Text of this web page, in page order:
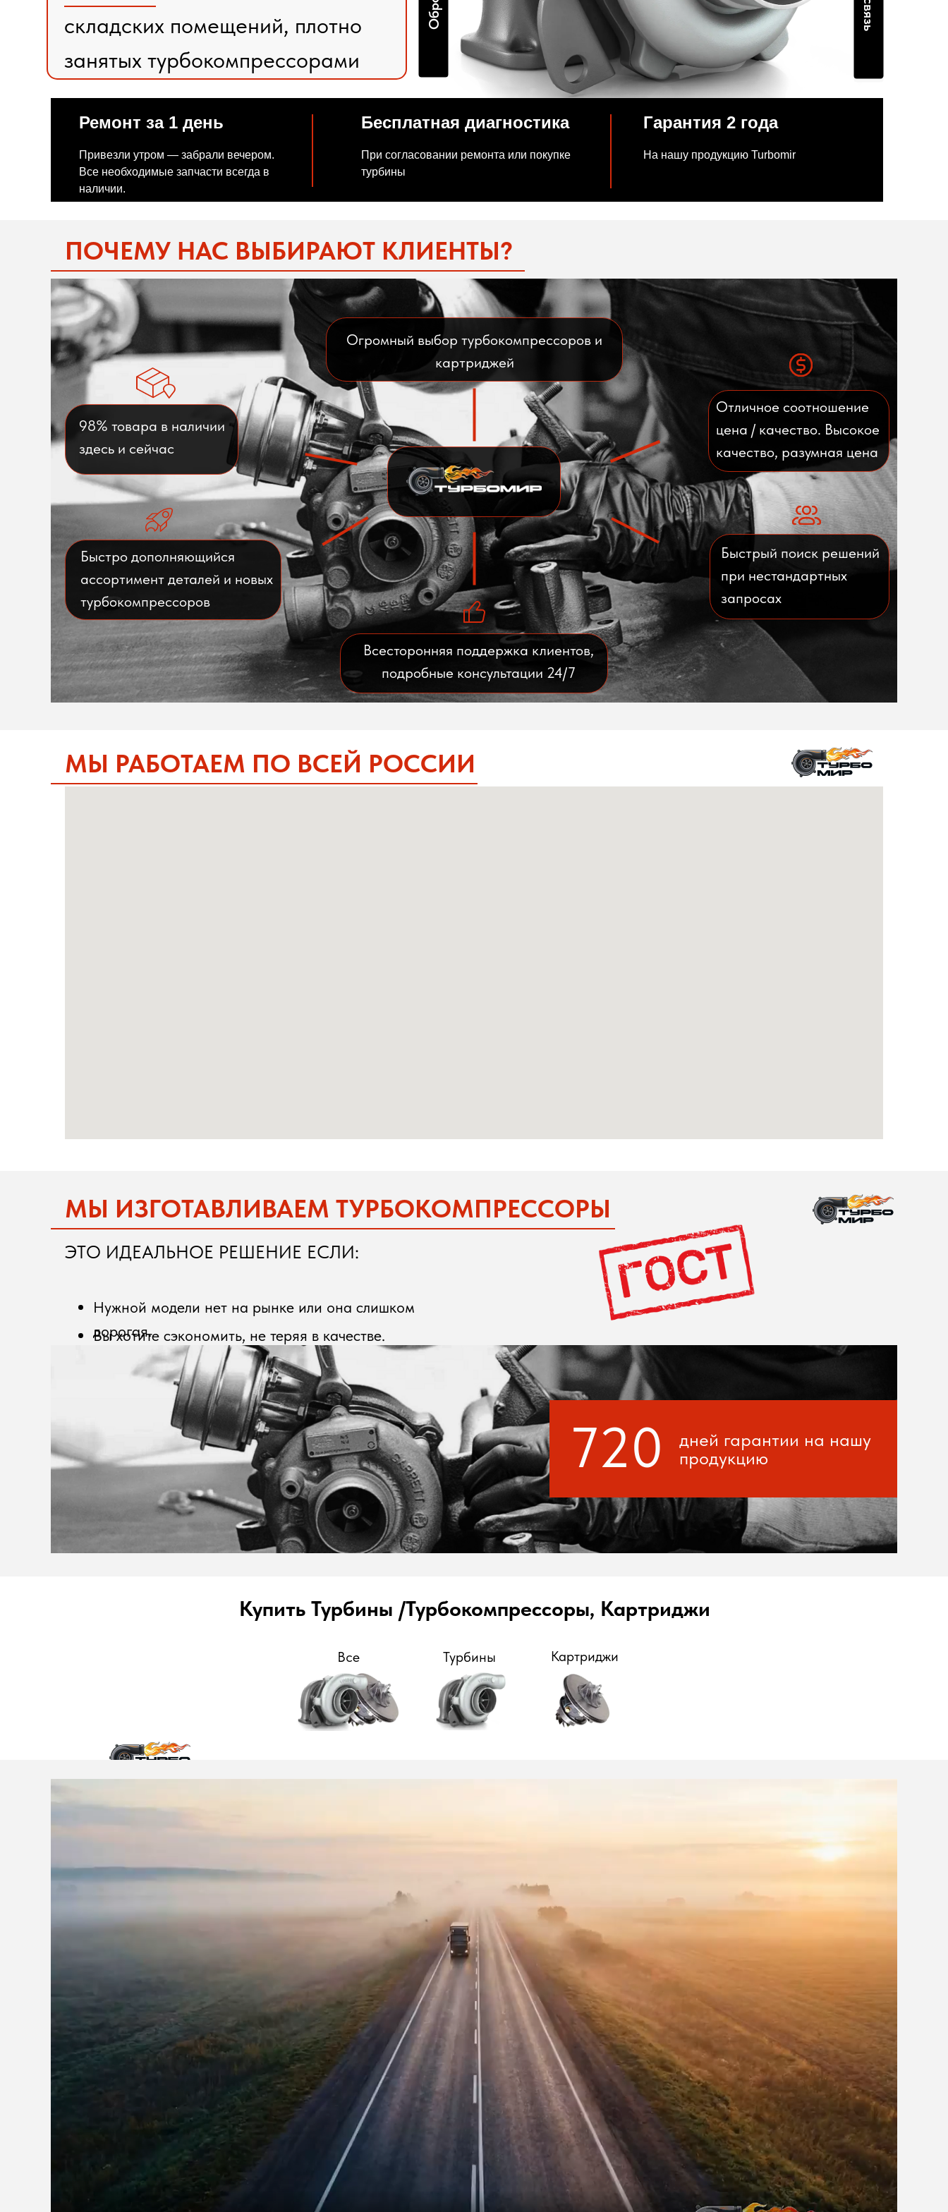
складских помещений, плотно
занятых турбокомпрессорами
Гарантия 2 года
Бесплатная диагностика
Ремонт за 1 день
На нашу продукцию Turbomir
При согласовании ремонта или покупке
турбины
Привезли утром — забрали вечером.
Все необходимые запчасти всегда в
наличии.
ПОЧЕМУ НАС ВЫБИРАЮТ КЛИЕНТЫ?
Огромный выбор турбокомпрессоров и
картриджей
Быстрый поиск решений
при нестандартных
запросах
Всесторонняя поддержка клиентов,
подробные консультации 24/7
98% товара в наличии
здесь и сейчас
Быстро дополняющийся
ассортимент деталей и новых
турбокомпрессоров
Отличное соотношение
цена / качество. Высокое
качество, разумная цена
МЫ РАБОТАЕМ ПО ВСЕЙ РОССИИ
МЫ ИЗГОТАВЛИВАЕМ ТУРБОКОМПРЕССОРЫ
дней гарантии на нашу
продукцию
720
Нужной модели нет на рынке или она слишком
дорогая.
ЭТО ИДЕАЛЬНОЕ РЕШЕНИЕ ЕСЛИ:
Вы хотите сэкономить, не теряя в качестве.
Купить Турбины /Турбокомпрессоры, Картриджи
Турбины
Все Картриджи